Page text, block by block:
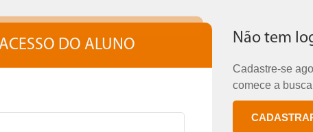
DO ALUNO Não tem
Cadastre-se
comece a